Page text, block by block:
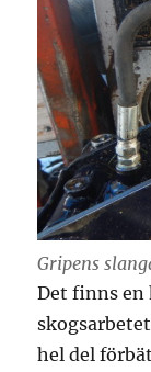
Gripens
Det finns en
hel del